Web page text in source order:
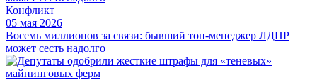
Конфликт
05 мая 2026
Восемь миллионов за связи: бывший топ-менеджер ЛДПР
может сесть надолго